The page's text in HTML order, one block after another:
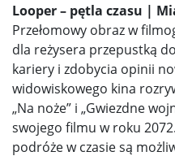
Looper – pętla czasu |
Przełomowy obraz w
dla reżysera przepustką
kariery i zdobycia opinii
widowiskowego kina
„Na noże” i „Gwiezdne
swojego filmu w roku
podróże w czasie są